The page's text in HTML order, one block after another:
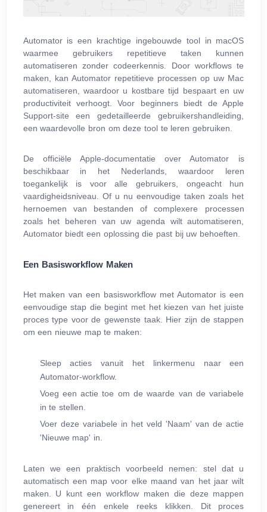
Automator is een krachtige ingebouwde tool in macOS
waarmee gebruikers repetitieve taken kunnen
automatiseren zonder codeerkennis. Door workflows te
maken, kan Automator repetitieve processen op uw Mac
automatiseren, waardoor u kostbare tijd bespaart en uw
productiviteit verhoogt. Voor beginners biedt de Apple
Support-site een gedetailleerde gebruikershandleiding,
een waardevolle bron om deze tool te leren gebruiken.
De officiële Apple-documentatie over Automator is
beschikbaar in het Nederlands, waardoor leren
toegankelijk is voor alle gebruikers, ongeacht hun
vaardigheidsniveau. Of u nu eenvoudige taken zoals het
hernoemen van bestanden of complexere processen
zoals het beheren van uw agenda wilt automatiseren,
Automator biedt een oplossing die past bij uw behoeften.
Een Basisworkflow Maken
Het maken van een basisworkflow met Automator is een
eenvoudige stap die begint met het kiezen van het juiste
proces type voor de gewenste taak. Hier zijn de stappen
om een nieuwe map te maken:
Sleep acties vanuit het linkermenu naar een
Automator-workflow.
Voeg een actie toe om de waarde van de variabele
in te stellen.
Voer deze variabele in het veld 'Naam' van de actie
'Nieuwe map' in.
Laten we een praktisch voorbeeld nemen: stel dat u
automatisch een map voor elke maand van het jaar wilt
maken. U kunt een workflow maken die deze mappen
genereert in één enkele reeks klikken. Dit proces